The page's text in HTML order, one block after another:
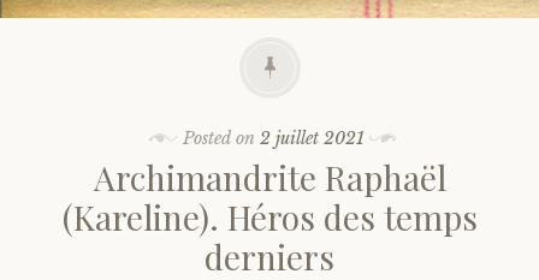
Posted on 2 juillet 2021
Archimandrite Raphaël
(Kareline). Héros des temps
derniers